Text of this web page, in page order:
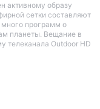
активному образу
сетки составляют
много программ о
планеты. Вещание в
телеканала Outdoor HD